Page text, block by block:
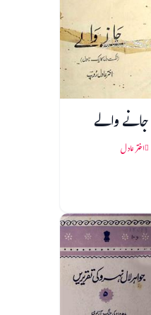
جانے والے
اختر عادل